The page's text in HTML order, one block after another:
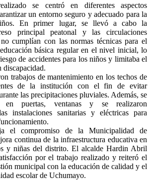
se centró en diferentes aspectos
un entorno seguro y adecuado para la
En primer lugar, se llevó a cabo la
principal peatonal y las circulaciones
cumplían con las normas técnicas para el
básica regular en el nivel inicial, lo
de accidentes para los niños y limitaba el
discapacidad.
trabajos de mantenimiento en los techos de
de la institución con el fin de evitar
las precipitaciones pluviales. Además, se
en puertas, ventanas y se realizaron
instalaciones sanitarias y eléctricas para
el compromiso de la Municipalidad de
continua de la infraestructura educativa en
y niñas del distrito. El alcalde Hardin Abril
por el trabajo realizado y reiteró el
municipal con la educación de calidad y el
escolar de Uchumayo.